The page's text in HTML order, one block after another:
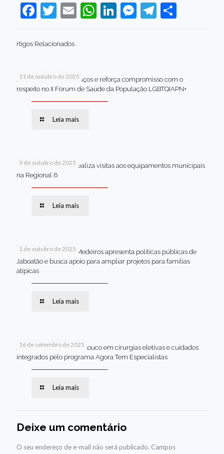
Facebook
Twitter
EmailWhatsApp
LinkedIn
Messenger
Telegram
Share
rtigos Relacionados
11 de outubro de 2025
Jaboatão celebra avanços e reforça compromisso com o
respeito no II Fórum de Saúde da População LGBTQIAPN+
Leia mais
9 de outubro de 2025
Van dos secretários realiza visitas aos equipamentos municipais
na Regional 6
Leia mais
1 de outubro de 2025
Em Brasília, Andréa Medeiros apresenta políticas públicas de
Jaboatão e busca apoio para ampliar projetos para famílias
atípicas
Leia mais
16 de setembro de 2025
Jaboatão lidera Pernambuco em cirurgias eletivas e cuidados
integrados pelo programa Agora Tem Especialistas
Leia mais
Deixe um comentário
O seu endereço de e-mail não será publicado. Campos